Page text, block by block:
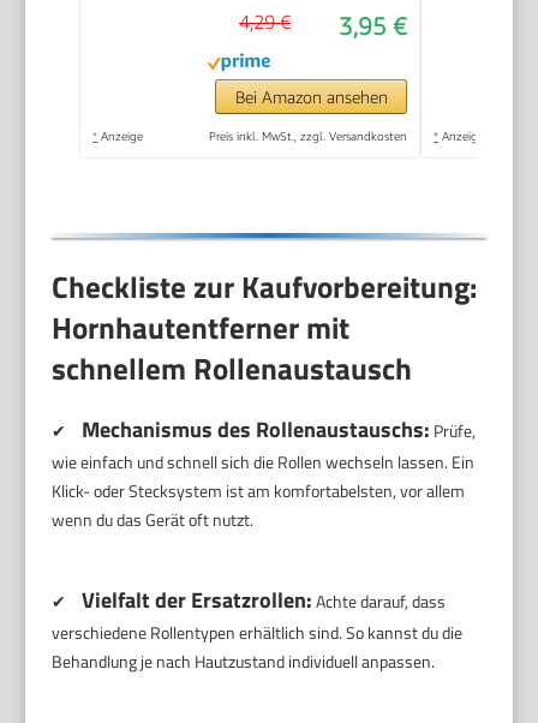
Reibefläche, effektive
Fußpflege für sofort
weiche Füße,
waschbar und
wiederverwendbar
3,95 €
4,29 €
Bei Amazon ansehen
* Anzeige Preis inkl. MwSt., zzgl. Versandkosten * Anzeige
Checkliste zur Kaufvorbereitung:
Hornhautentferner mit
schnellem Rollenaustausch
✔ Mechanismus des Rollenaustauschs: Prüfe,
wie einfach und schnell sich die Rollen wechseln lassen. Ein
Klick- oder Stecksystem ist am komfortabelsten, vor allem
wenn du das Gerät oft nutzt.
✔ Vielfalt der Ersatzrollen:Achte darauf, dass
verschiedene Rollentypen erhältlich sind. So kannst du die
Behandlung je nach Hautzustand individuell anpassen.